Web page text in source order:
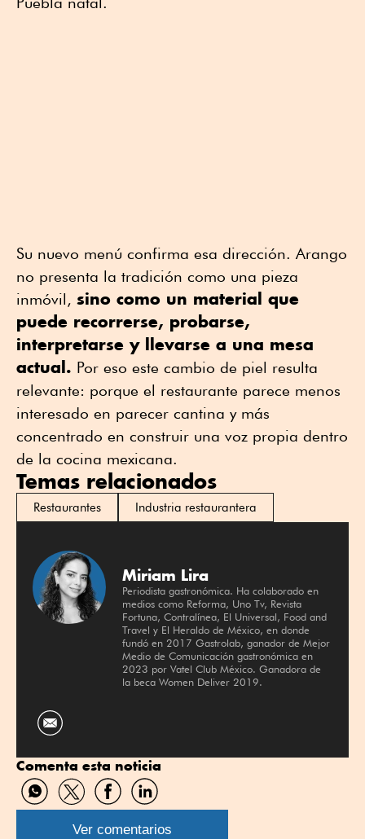
Su nuevo menú confirma esa dirección. Arango
no presenta la tradición como una pieza
inmóvil, sino como un material que
puede recorrerse, probarse,
interpretarse y llevarse a una mesa
actual. Por eso este cambio de piel resulta
relevante: porque el restaurante parece menos
interesado en parecer cantina y más
concentrado en construir una voz propia dentro
de la cocina mexicana.
Temas relacionados
Restaurantes Industria restaurantera
Miriam Lira
Periodista gastronómica. Ha colaborado en
medios como Reforma, Uno Tv, Revista
Fortuna, Contralínea, El Universal, Food and
Travel y El Heraldo de México, en donde
fundó en 2017 Gastrolab, ganador de Mejor
Medio de Comunicación gastronómica en
2023 por Vatel Club México. Ganadora de
la beca Women Deliver 2019.
Comenta esta noticia
Compartir
por
WhatsApp
Compartir
por
Twitter
Compartir
por
Facebook
Compartir
por
Linkedin
Ver comentarios